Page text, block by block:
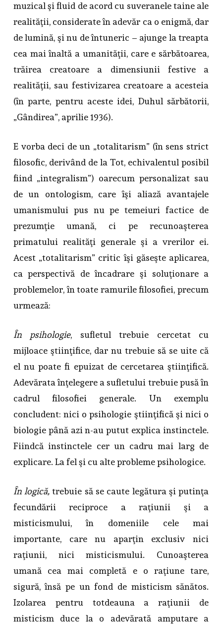
muzical şi fluid de acord cu suveranele taine ale
realităţii, considerate în adevăr ca o enigmă, dar
de lumină, şi nu de întuneric – ajunge la treapta
cea mai înaltă a umanităţii, care e sărbătoarea,
trăirea creatoare a dimensiunii festive a
realităţii, sau festivizarea creatoare a acesteia
(în parte, pentru aceste idei, Duhul sărbătorii,
„Gândirea”, aprilie 1936).
E vorba deci de un „totalitarism” (în sens strict
filosofic, derivând de la Tot, echivalentul posibil
fiind „integralism”) oarecum personalizat sau
de un ontologism, care îşi aliază avantajele
umanismului pus nu pe temeiuri factice de
prezumţie umană, ci pe recunoaşterea
primatului realităţi generale şi a vrerilor ei.
Acest „totalitarism” critic îşi găseşte aplicarea,
ca perspectivă de încadrare şi soluţionare a
problemelor, în toate ramurile filosofiei, precum
urmează:
În psihologie, sufletul trebuie cercetat cu
mijloace ştiinţifice, dar nu trebuie să se uite că
el nu poate fi epuizat de cercetarea ştiinţifică.
Adevărata înţelegere a sufletului trebuie pusă în
cadrul filosofiei generale. Un exemplu
concludent: nici o psihologie ştiinţifică şi nici o
biologie până azi n-au putut explica instinctele.
Fiindcă instinctele cer un cadru mai larg de
explicare. La fel şi cu alte probleme psihologice.
În logică, trebuie să se caute legătura şi putinţa
fecundării reciproce a raţiunii şi a
misticismului, în domeniile cele mai
importante, care nu aparţin exclusiv nici
raţiunii, nici misticismului. Cunoaşterea
umană cea mai completă e o raţiune tare,
sigură, însă pe un fond de misticism sănătos.
Izolarea pentru totdeauna a raţiunii de
misticism duce la o adevărată amputare a